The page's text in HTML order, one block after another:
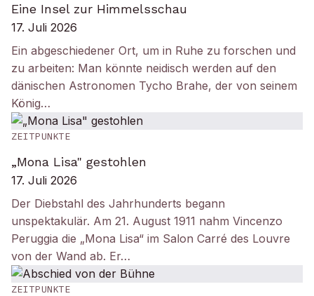
Eine Insel zur Himmelsschau
17. Juli 2026
Ein abgeschiedener Ort, um in Ruhe zu forschen und
zu arbeiten: Man könnte neidisch werden auf den
dänischen Astronomen Tycho Brahe, der von seinem
König…
ZEITPUNKTE
„Mona Lisa" gestohlen
17. Juli 2026
Der Diebstahl des Jahrhunderts begann
unspektakulär. Am 21. August 1911 nahm Vincenzo
Peruggia die „Mona Lisa“ im Salon Carré des Louvre
von der Wand ab. Er…
ZEITPUNKTE